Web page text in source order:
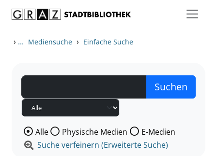
› ... Mediensuche › Einfache Suche
Wählen Sie die Medienart nach der Sie suchen wollen.
Alle Physische Medien
E-Medien
Suche verfeinern (Erweiterte Suche)